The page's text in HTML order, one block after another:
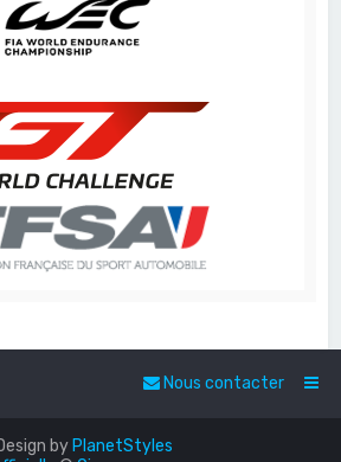
Nous contacter
by PlanetStyles